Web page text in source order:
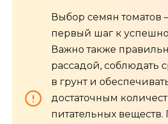
Выбор семян томатов
первый шаг к
Важно также
рассадой, соблюдать
в грунт и
достаточным
питательных веществ.